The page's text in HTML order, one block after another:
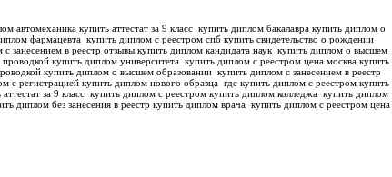
автомеханика купить аттестат за 9 класс купить диплом бакалавра купить диплом о
фармацевта купить диплом с реестром спб купить свидетельство о рождении
с занесением в реестр отзывы купить диплом кандидата наук купить диплом о высшем
купить диплом университета купить диплом с реестром цена москва купить
купить диплом о высшем образовании купить диплом с занесением в реестр
с регистрацией купить диплом нового образца где купить диплом с реестром купить
за 9 класс купить диплом с реестром купить диплом колледжа купить диплом
диплом без занесения в реестр купить диплом врача купить диплом с реестром цена